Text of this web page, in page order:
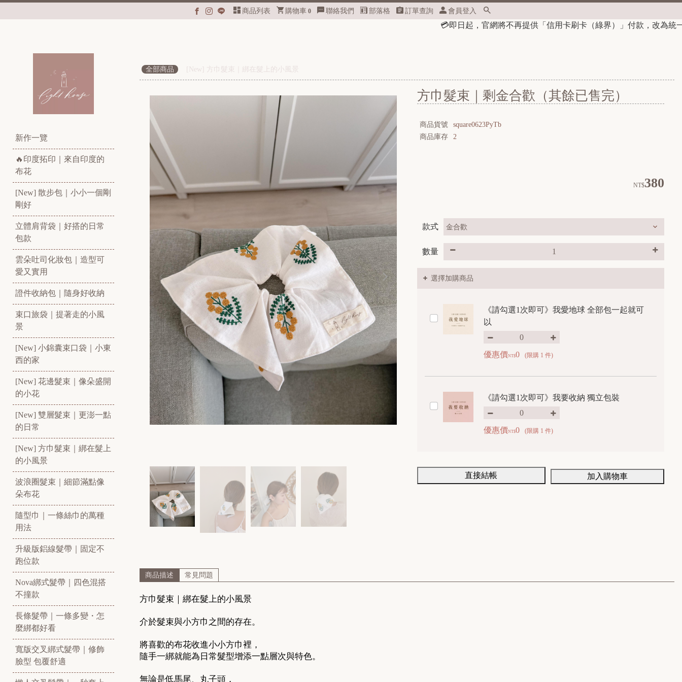
商品列表 購物車 0 聯絡我們 部落格 訂單查詢 會員登入
官網將不再提供「信用卡刷卡（綠界）」付款，改為統一使用Line Pay🛒註冊官網會員即
新作一覽
🔥印度拓印｜來自印度的
布花
[New] 散步包｜小小一個剛
剛好
立體肩背袋｜好搭的日常
包款
雲朵吐司化妝包｜造型可
愛又實用
證件收納包｜隨身好收納
束口旅袋｜提著走的小風
景
[New] 小錦囊束口袋｜小東
西的家
[New] 花邊髮束｜像朵盛開
的小花
[New] 雙層髮束｜更澎一點
的日常
[New] 方巾髮束｜綁在髮上
的小風景
波浪圈髮束｜細節滿點像
朵布花
隨型巾｜一條絲巾的萬種
用法
升級版鋁線髮帶｜固定不
跑位款
Nova綁式髮帶｜四色混搭
不撞款
長條髮帶｜一條多變・怎
麼綁都好看
寬版交叉綁式髮帶｜修飾
臉型 包覆舒適
全部商品 [New] 方巾髮束｜綁在髮上的小風景
方巾髮束｜剩金合歡（其餘已售完）
商品貨號
square0623PyTb
商品庫存
2
NT$380
款式
數量
選擇加購商品
《請勾選1次即可》我愛地球 全部包一起就可
以
優惠價NT$0 (限購 1 件)
《請勾選1次即可》我要收納 獨立包裝
優惠價NT$0 (限購 1 件)
直接結帳 加入購物車
商品描述 常見問題
方巾髮束｜綁在髮上的小風景
介於髮束與小方巾之間的存在。
將喜歡的布花收進小小方巾裡，
隨手一綁就能為日常髮型增添一點層次與特色。
無論是低馬尾、丸子頭，